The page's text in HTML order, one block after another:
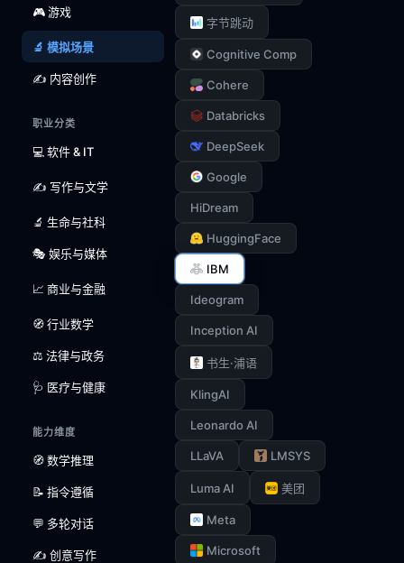
🎮 游戏
🔬 模拟场景
✍️ 内容创作
职业分类
💻 软件 & IT
✍️ 写作与文学
🔬 生命与社科
🎭 娱乐与媒体
📈 商业与金融
🧭 行业数学
⚖️ 法律与政务
🩺 医疗与健康
能力维度
🧭 数学推理
📝 指令遵循
💬 多轮对话
✍️ 创意写作
字节跳动
Cognitive Comp
Cohere
Databricks
DeepSeek
Google
HiDream
HuggingFace
IBM
Ideogram
Inception AI
书生·浦语
KlingAI
Leonardo AI
LLaVA LMSYS
Luma AI 美团
Meta
Microsoft